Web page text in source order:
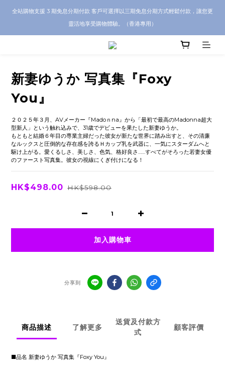
CRA5Y SHOP 全店 100% 正品保證｜支持香港本地 + 海外寄送｜💬 有任何問題？歡
迎 WhatsApp 聯絡我們查詢代購服務
全站購物支援 3 期免息分期付款 客戶可選擇以三期免息分期方式輕鬆付款，讓您更
靈活地享受購物體驗。（香港專用）
CRA5Y SHOP 全店 100% 正品保證｜支持香港本地 + 海外寄送｜💬 有任何問題？歡
新妻ゆうか 写真集『Foxy
You』
２０２５年３月、AVメーカー『Madoｎna』から「最初で最高のMadonna超大
型新人」という触れ込みで、31歳でデビューを果たした新妻ゆうか。
もともと結婚６年目の専業主婦だった彼女が新たな世界に踏み出すと、その清廉
なルックスと圧倒的な存在感を誇るＨカップ乳を武器に、一気にスターダムへと
駆け上がる。愛くるしさ、美しさ、色気、格好良さ……すべてがそろった若妻女優
のファースト写真集。彼女の視線にくぎ付けになる！
HK$498.00 HK$598.00
加入購物車
分享到
商品描述 了解更多
送貨及付款方
式
顧客評價
■品名 新妻ゆうか 写真集『Foxy You』